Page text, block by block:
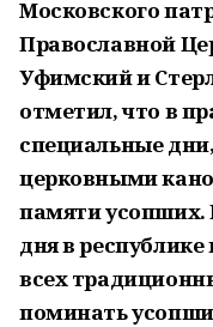
Московского
Православной
Уфимский и
отметил, что в
специальные
церковными
памяти усопших.
дня в
всех
поминать